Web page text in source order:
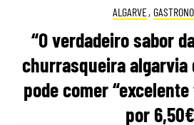
ALGARVE,
“O verdadeiro sabor
churrasqueira algarvia
pode comer
por 6,50€